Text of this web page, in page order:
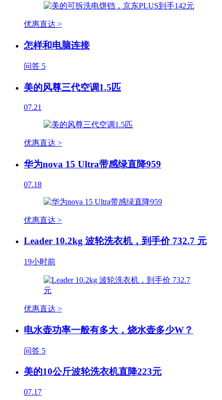
优惠直达 >
怎样和电脑连接
问答 5
美的风尊三代空调1.5匹
07.21
优惠直达 >
华为nova 15 Ultra带感绿直降959
07.18
优惠直达 >
Leader 10.2kg 波轮洗衣机，到手价 732.7 元
19小时前
优惠直达 >
电水壶功率一般有多大，烧水壶多少W？
问答 5
美的10公斤波轮洗衣机直降223元
07.17